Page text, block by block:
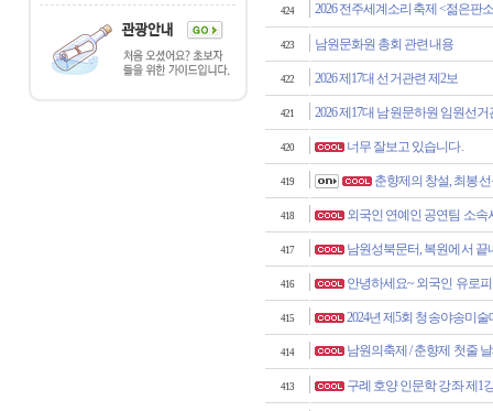
424 2026 전주세계소리축제 <젊은판
423 남원문화원 총회 관련내용
422 2026 제17대 선거관련 제2보
421 2026 제17대 남원문하원 임원선거
420 너무 잘보고 있습니다.
419 춘향제의 창설, 최봉
418 외국인 연예인 공연팀 소속
417 남원성북문터, 복원에서 끝
416 안녕하세요~ 외국인 유로
415 2024년 제5회 청송야송미
414 남원의축제 / 춘향제 첫줄
413 구례 호양 인문학 강좌 제1